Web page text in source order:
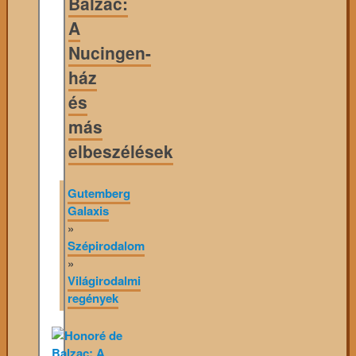
A
Nucingen-
ház
és
más
elbeszélések
Gutemberg
Galaxis
»
Szépirodalom
»
Világirodalmi
regények